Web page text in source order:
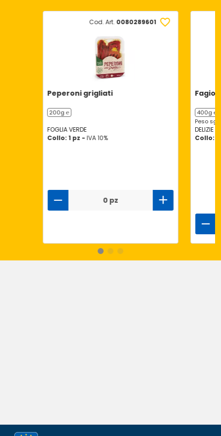
Cod. Art. 0080289601
Peperoni grigliati
200g ℮
FOGLIA VERDE
Collo: 1 pz - IVA 10%
0 pz
400g ℮
Peso
DELIZIE
Collo: